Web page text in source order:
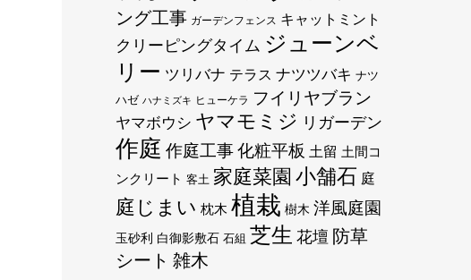
ング工事 ガーデンフェンス キャットミント
クリーピングタイム ジューンベ
リー ツリバナ テラス ナツツバキ ナツ
ハゼ ハナミズキ ヒューケラ フイリヤブラン
ヤマボウシ ヤマモミジ リガーデン
作庭 作庭工事化粧平板 土留 土間コ
ンクリート 客土 家庭菜園 小舗石 庭
庭じまい 枕木 植栽 樹木 洋風庭園
玉砂利 白御影敷石 石組 芝生 花壇 防草
シート 雑木